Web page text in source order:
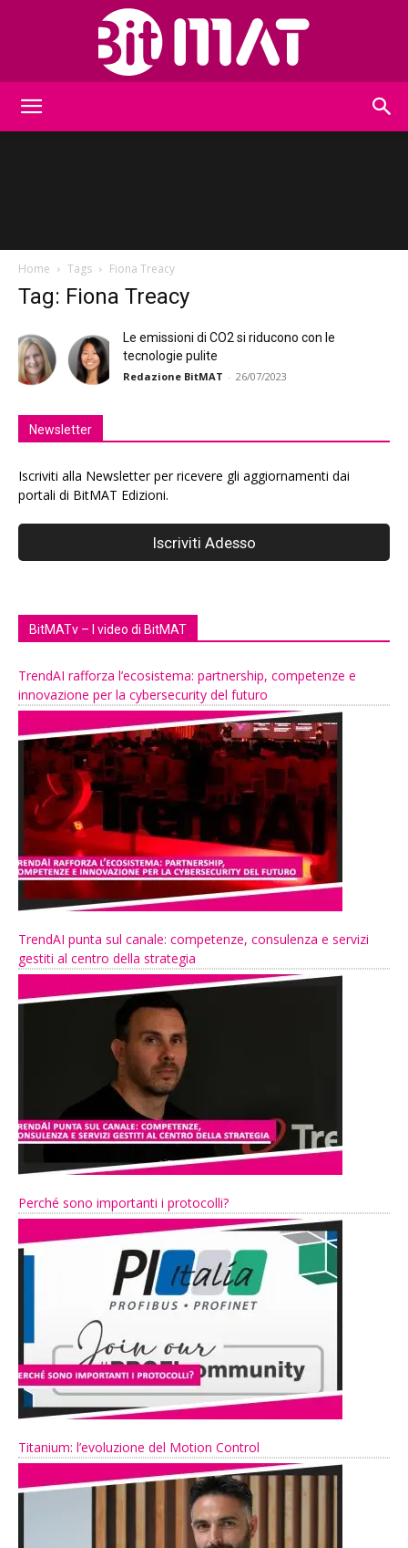
Home Tags Fiona Treacy
Tag: Fiona Treacy
Le emissioni di CO2 si riducono con le
tecnologie pulite
Redazione BitMAT - 26/07/2023
Newsletter
Iscriviti alla Newsletter per ricevere gli aggiornamenti dai
portali di BitMAT Edizioni.
BitMATv – I video di BitMAT
TrendAI rafforza l’ecosistema: partnership, competenze e
innovazione per la cybersecurity del futuro
TrendAI punta sul canale: competenze, consulenza e servizi
gestiti al centro della strategia
Perché sono importanti i protocolli?
Titanium: l’evoluzione del Motion Control